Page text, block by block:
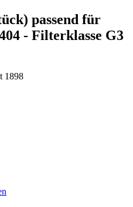
passend für
- Filterklasse G3